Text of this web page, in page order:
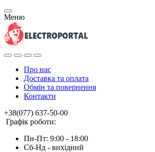
Меню
Про нас
Доставка та оплата
Обмін та повернення
Контакти
+38(077) 637-50-00
Графік роботи:
Пн-Пт: 9:00 - 18:00
Сб-Нд - вихідний